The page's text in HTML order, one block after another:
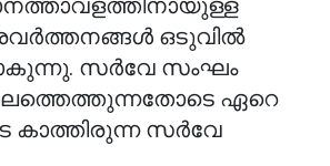
ഒടുവിൽ
സർവേ സംഘം
ഏറെ
കാത്തിരുന്ന സർവേ